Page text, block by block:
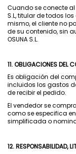
Cuando se conecte al
S.L, titular de todos
mismo, el cliente no
de su contenido, sin
OSUNA S.L.
11. OBLIGACIONES DEL
Es obligación del
incluidos los gastos
de recibir el pedido.
El vendedor se
como se especifica
simplificada o
12. RESPONSABILIDAD,